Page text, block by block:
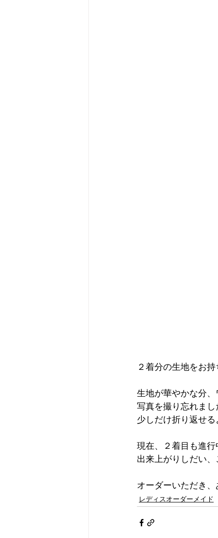
２着分の生地をお
生地が華やかな分、
写真を撮り忘れまし
少しだけ折り返せる
現在、２着目も進行
出来上がりしだい、
オーダーいただき、
レディスオーダーメイド